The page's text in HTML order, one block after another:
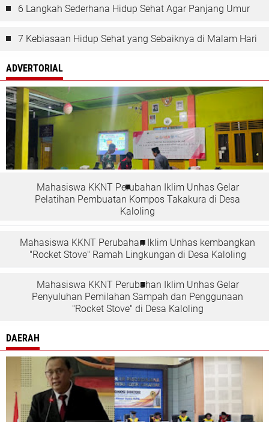
6 Langkah Sederhana Hidup Sehat Agar Panjang Umur
7 Kebiasaan Hidup Sehat yang Sebaiknya di Malam Hari
ADVERTORIAL
Mahasiswa KKNT Perubahan Iklim Unhas Gelar
Pelatihan Pembuatan Kompos Takakura di Desa
Kaloling
Mahasiswa KKNT Perubahan Iklim Unhas kembangkan
"Rocket Stove" Ramah Lingkungan di Desa Kaloling
Mahasiswa KKNT Perubahan Iklim Unhas Gelar
Penyuluhan Pemilahan Sampah dan Penggunaan
"Rocket Stove" di Desa Kaloling
DAERAH